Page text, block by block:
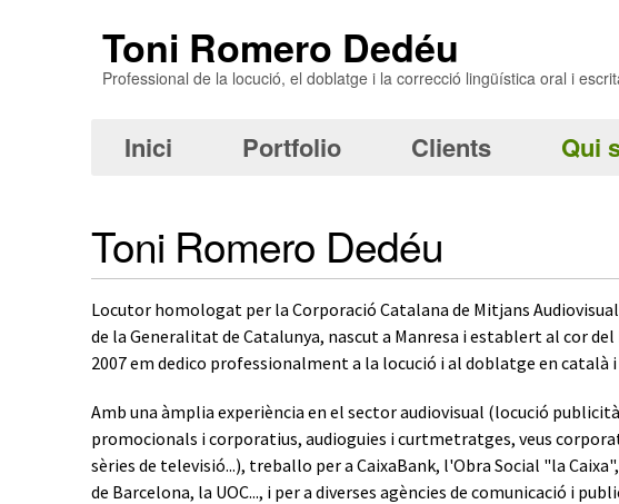
Toni Romero Dedéu
Professional de la locució, el doblatge i la correcció lingüística oral i
Inici Portfolio Clients Qui
Toni Romero Dedéu
Locutor homologat per la Corporació Catalana de Mitjans
de la Generalitat de Catalunya, nascut a Manresa i establert al cor del
2007 em dedico professionalment a la locució i al doblatge en català
Amb una àmplia experiència en el sector audiovisual (locució
promocionals i corporatius, audioguies i curtmetratges, veus
sèries de televisió...), treballo per a CaixaBank, l'Obra Social "la
de Barcelona, la UOC..., i per a diverses agències de comunicació i
El Toni
fàcil, en